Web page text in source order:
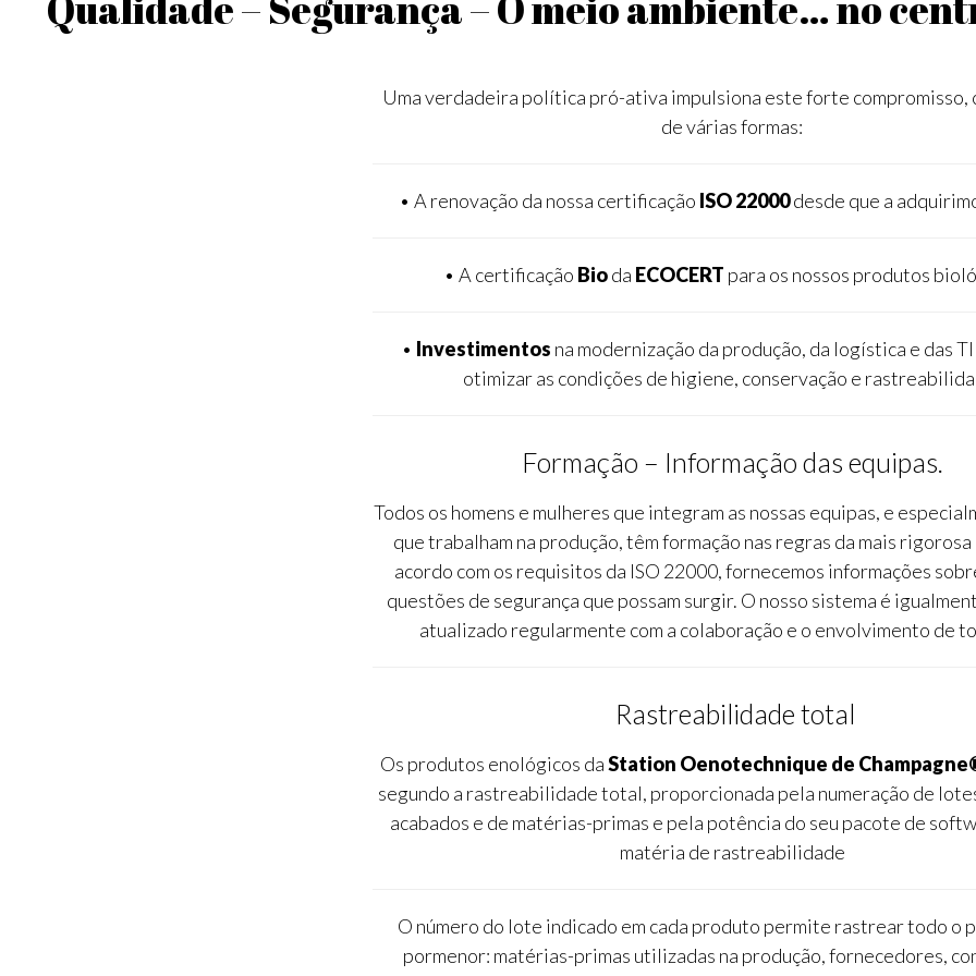
Uma verdadeira política pró-ativa impulsiona este forte compromisso,
de várias formas:
• A renovação da nossa certificação ISO 22000desde que a
• A certificação Bioda ECOCERT para os nossos produtos
• Investimentos na modernização da produção, da logística e das
otimizar as condições de higiene, conservação e
Formação – Informação das equipas.
Todos os homens e mulheres que integram as nossas equipas, e
que trabalham na produção, têm formação nas regras da mais
acordo com os requisitos da ISO 22000, fornecemos informações
questões de segurança que possam surgir. O nosso sistema é
atualizado regularmente com a colaboração e o envolvimento de
Rastreabilidade total
Os produtos enológicos daStation Oenotechnique de
segundo a rastreabilidade total, proporcionada pela numeração de
acabados e de matérias-primas e pela potência do seu pacote de
matéria de rastreabilidade
O número do lote indicado em cada produto permite rastrear todo o
pormenor: matérias-primas utilizadas na produção, fornecedores,